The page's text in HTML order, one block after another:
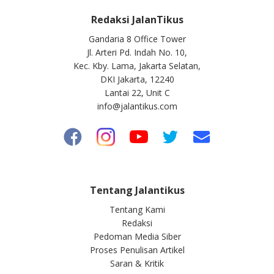
Redaksi JalanTikus
Gandaria 8 Office Tower
Jl. Arteri Pd. Indah No. 10,
Kec. Kby. Lama, Jakarta Selatan,
DKI Jakarta, 12240
Lantai 22, Unit C
info@jalantikus.com
Tentang Jalantikus
Tentang Kami
Redaksi
Pedoman Media Siber
Proses Penulisan Artikel
Saran & Kritik